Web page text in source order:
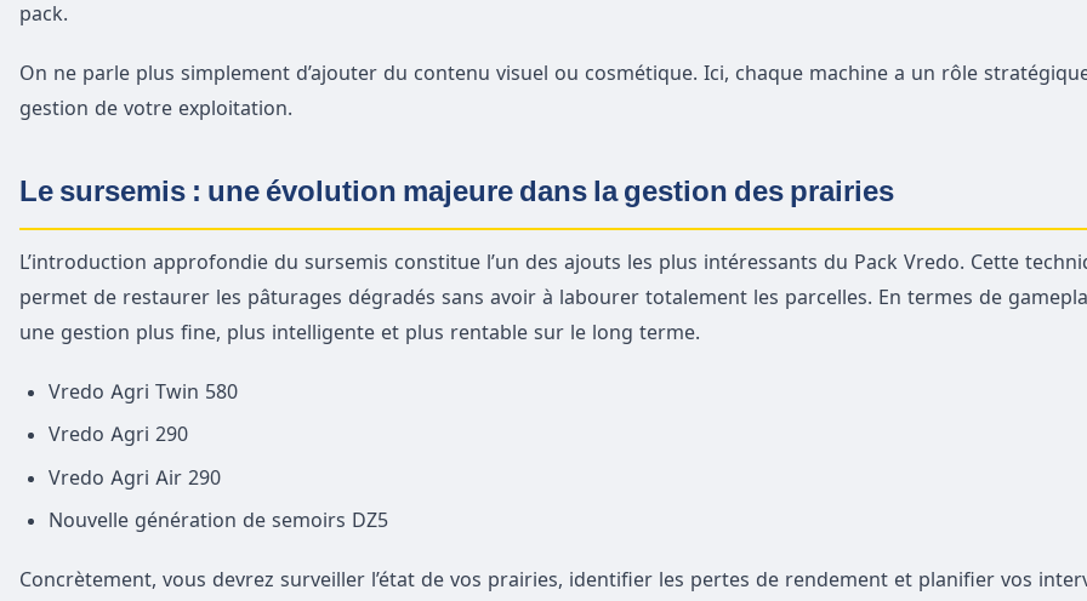
pack.
On ne parle plus simplement d’ajouter du contenu visuel ou cosmétique. Ici, chaque machine a un rôle
gestion de votre exploitation.
Le sursemis : une évolution majeure dans la gestion des prairies
L’introduction approfondie du sursemis constitue l’un des ajouts les plus intéressants du Pack Vredo. Cette
permet de restaurer les pâturages dégradés sans avoir à labourer totalement les parcelles. En termes de
une gestion plus fine, plus intelligente et plus rentable sur le long terme.
Vredo Agri Twin 580
Vredo Agri 290
Vredo Agri Air 290
Nouvelle génération de semoirs DZ5
Concrètement, vous devrez surveiller l’état de vos prairies, identifier les pertes de rendement et planifier vos